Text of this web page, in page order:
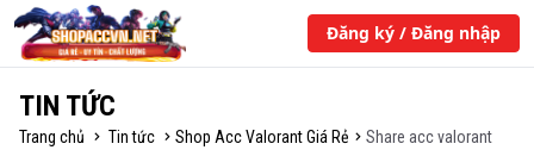
Đăng ký / Đăng nhập
TIN TỨC
Trang chủ Tin tức Shop Acc Valorant Giá Rẻ
Share acc valorant